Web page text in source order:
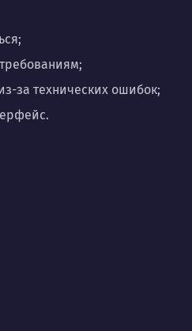
за технических ошибок;